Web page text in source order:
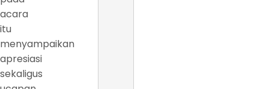
acara
itu
menyampaikan
apresiasi
sekaligus